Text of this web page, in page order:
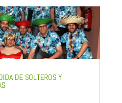
DE SOLTEROS Y